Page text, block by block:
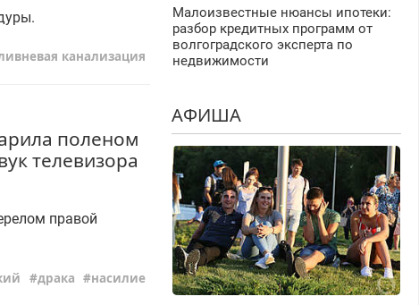
канализация
поленом
телевизора
правой
драка насилие
Малоизвестные нюансы ипотеки:
разбор кредитных программ от
волгоградского эксперта по
недвижимости
АФИША